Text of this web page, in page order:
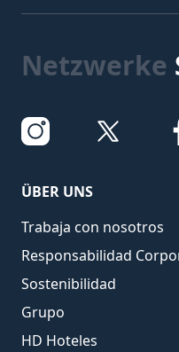
Netzwerke
ÜBER UNS
Trabaja con nosotros
Responsabilidad
Sostenibilidad
Grupo
HD Hoteles